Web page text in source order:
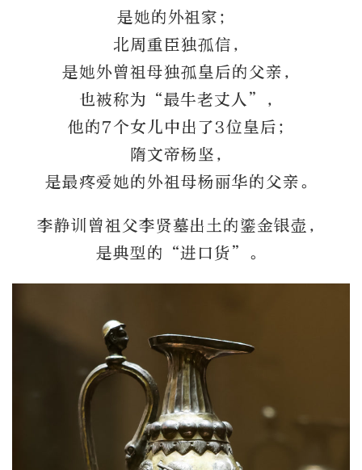
是她的外祖家；
北周重臣独孤信，
是她外曾祖母独孤皇后的父亲，
也被称为“最牛老丈人”，
他的7个女儿中出了3位皇后；
隋文帝杨坚，
是最疼爱她的外祖母杨丽华的父亲。
李静训曾祖父李贤墓出土的鎏金银壶，
是典型的“进口货”。